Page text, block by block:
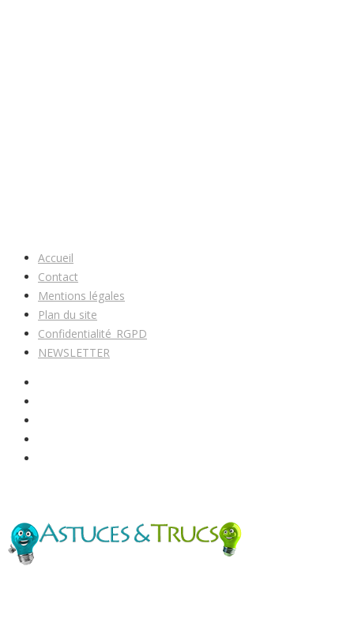
Accueil
Contact
Mentions légales
Plan du site
Confidentialité_RGPD
NEWSLETTER